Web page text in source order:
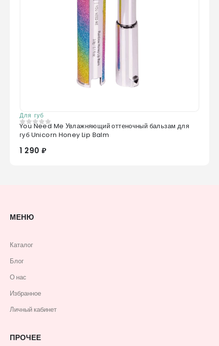
Для губ
0 из 5
You Need Me Увлажняющий оттеночный бальзам для
губ Unicorn Honey Lip Balm
1 290 ₽
МЕНЮ
Каталог
Блог
О нас
Избранное
Личный кабинет
ПРОЧЕЕ